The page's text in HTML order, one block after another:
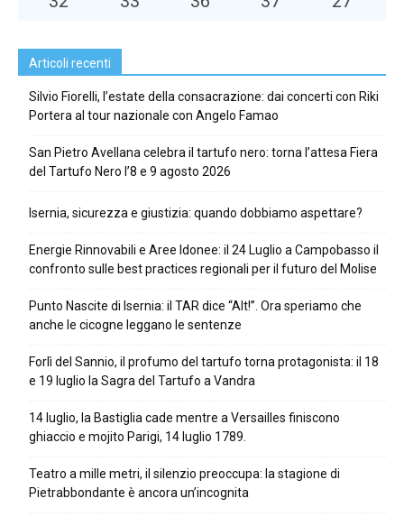
Articoli recenti
Silvio Fiorelli, l’estate della consacrazione: dai concerti con Riki
Portera al tour nazionale con Angelo Famao
San Pietro Avellana celebra il tartufo nero: torna l’attesa Fiera
del Tartufo Nero l’8 e 9 agosto 2026
Isernia, sicurezza e giustizia: quando dobbiamo aspettare?
Energie Rinnovabili e Aree Idonee: il 24 Luglio a Campobasso il
confronto sulle best practices regionali per il futuro del Molise
Punto Nascite di Isernia: il TAR dice “Alt!”. Ora speriamo che
anche le cicogne leggano le sentenze
Forlì del Sannio, il profumo del tartufo torna protagonista: il 18
e 19 luglio la Sagra del Tartufo a Vandra
14 luglio, la Bastiglia cade mentre a Versailles finiscono
ghiaccio e mojito Parigi, 14 luglio 1789.
Teatro a mille metri, il silenzio preoccupa: la stagione di
Pietrabbondante è ancora un’incognita